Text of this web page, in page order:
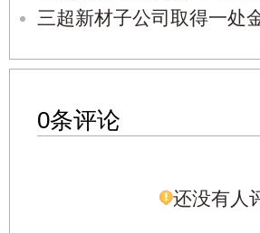
三超新材子公司取得一处
0条评论
还没有人